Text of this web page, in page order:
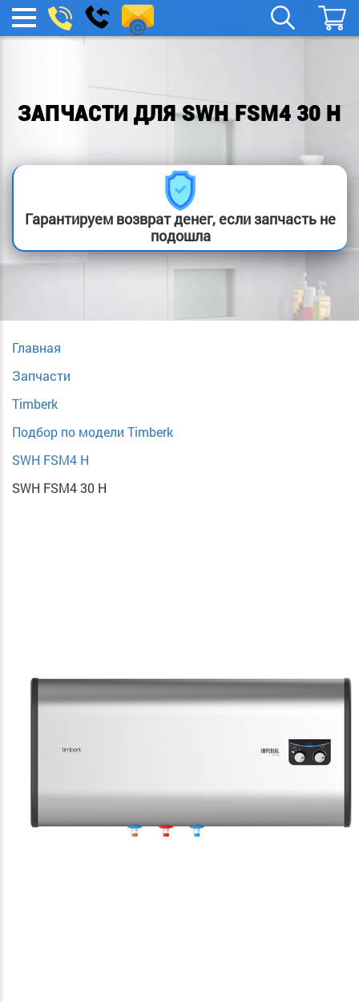
МЕНЮ
boylera@yandex.ru
Заказать
звонок
ЗАПЧАСТИ ДЛЯ SWH FSM4 30 H
Гарантируем возврат денег, если запчасть не
подошла
Главная
Запчасти
Timberk
Подбор по модели Timberk
SWH FSM4 H
SWH FSM4 30 H